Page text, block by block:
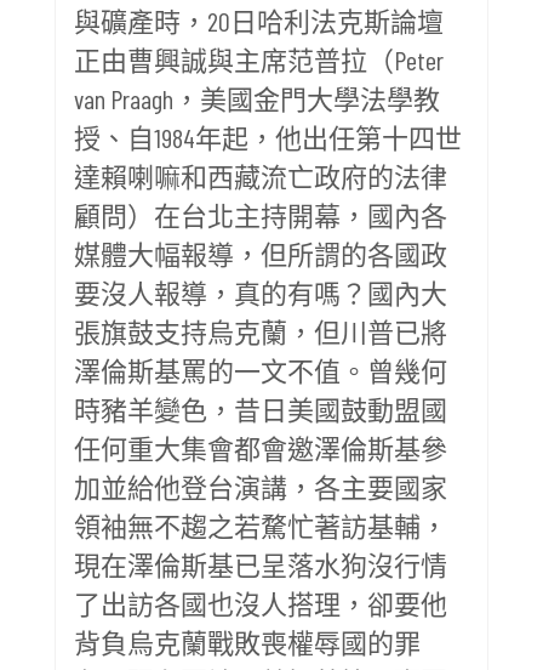
與礦產時，20日哈利法克斯論壇
正由曹興誠與主席范普拉（Peter
van Praagh，美國金門大學法學教
授、自1984年起，他出任第十四世
達賴喇嘛和西藏流亡政府的法律
顧問）在台北主持開幕，國內各
媒體大幅報導，但所謂的各國政
要沒人報導，真的有嗎？國內大
張旗鼓支持烏克蘭，但川普已將
澤倫斯基罵的一文不值。曾幾何
時豬羊變色，昔日美國鼓動盟國
任何重大集會都會邀澤倫斯基參
加並給他登台演講，各主要國家
領袖無不趨之若騖忙著訪基輔，
現在澤倫斯基已呈落水狗沒行情
了出訪各國也沒人搭理，卻要他
背負烏克蘭戰敗喪權辱國的罪